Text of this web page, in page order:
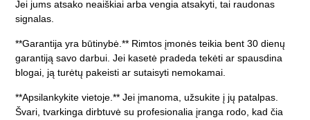
Jei jums atsako neaiškiai arba vengia atsakyti, tai raudonas
signalas.
**Garantija yra būtinybė.** Rimtos įmonės teikia bent 30 dienų
garantiją savo darbui. Jei kasetė pradeda tekėti ar spausdina
blogai, ją turėtų pakeisti ar sutaisyti nemokamai.
**Apsilankykite vietoje.** Jei įmanoma, užsukite į jų patalpas.
Švari, tvarkinga dirbtuvė su profesionalia įranga rodo, kad čia